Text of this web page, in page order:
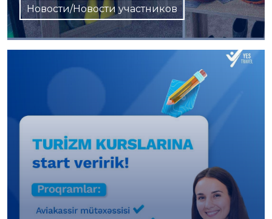
Новости/Новости участников